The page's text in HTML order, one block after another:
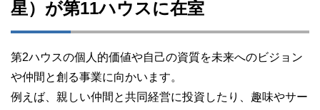
星）が第11ハウスに在室
第2ハウスの個人的価値や自己の資質を未来へのビジョン
や仲間と創る事業に向かいます。
例えば、親しい仲間と共同経営に投資したり、趣味やサー